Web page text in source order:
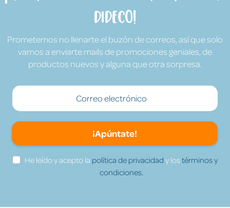
Dideco!
Prometemos no llenarte el buzón de correos, así que solo
vamos a enviarte mails de promociones geniales, de
productos nuevos y alguna que otra sorpresa.
¡Apúntate!
He leído y acepto la política de privacidad y lostérminos y
condiciones.